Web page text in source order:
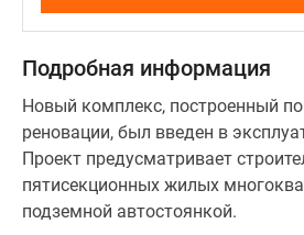
видеонаблюдением.
Проект
доступную
среду
для
перемещения
родителей
Подробная информация
Новый комплекс, построенный
реновации, был введен в
Проект предусматривает
пятисекционных жилых
подземной автостоянкой.